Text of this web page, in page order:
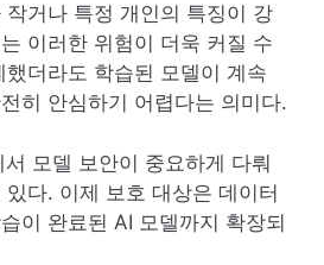
거나 특정 개인의 특징이 강
이러한 위험이 더욱 커질 수
더라도 학습된 모델이 계속
히 안심하기 어렵다는 의미다.
모델 보안이 중요하게 다뤄
다. 이제 보호 대상은 데이터
이 완료된 AI 모델까지 확장되